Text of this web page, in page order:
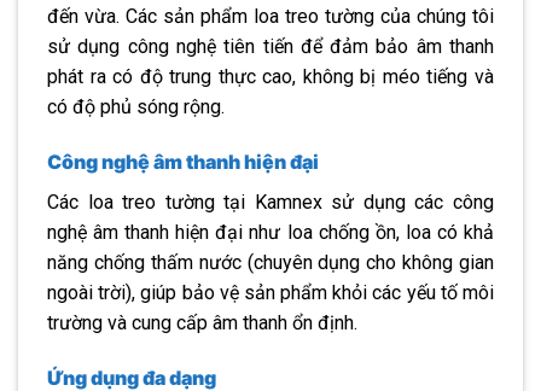
đến vừa. Các sản phẩm loa treo tường của chúng tôi
sử dụng công nghệ tiên tiến để đảm bảo âm thanh
phát ra có độ trung thực cao, không bị méo tiếng và
có độ phủ sóng rộng.
Công nghệ âm thanh hiện đại
Các loa treo tường tại Kamnex sử dụng các công
nghệ âm thanh hiện đại như loa chống ồn, loa có khả
năng chống thấm nước (chuyên dụng cho không gian
ngoài trời), giúp bảo vệ sản phẩm khỏi các yếu tố môi
trường và cung cấp âm thanh ổn định.
Ứng dụng đa dạng